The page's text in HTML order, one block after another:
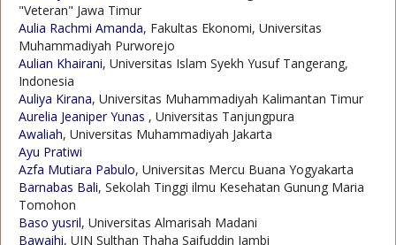
"Veteran" Jawa Timur
Aulia Rachmi Amanda, Fakultas Ekonomi, Universitas
Muhammadiyah Purworejo
Aulian Khairani, Universitas Islam Syekh Yusuf Tangerang,
Indonesia
Auliya Kirana, Universitas Muhammadiyah Kalimantan Timur
Aurelia Jeaniper Yunas , Universitas Tanjungpura
Awaliah, Universitas Muhammadiyah Jakarta
Ayu Pratiwi
Azfa Mutiara Pabulo, Universitas Mercu Buana Yogyakarta
Barnabas Bali, Sekolah Tinggi ilmu Kesehatan Gunung Maria
Tomohon
Baso yusril, Universitas Almarisah Madani
Bawaihi, UIN Sulthan Thaha Saifuddin Jambi